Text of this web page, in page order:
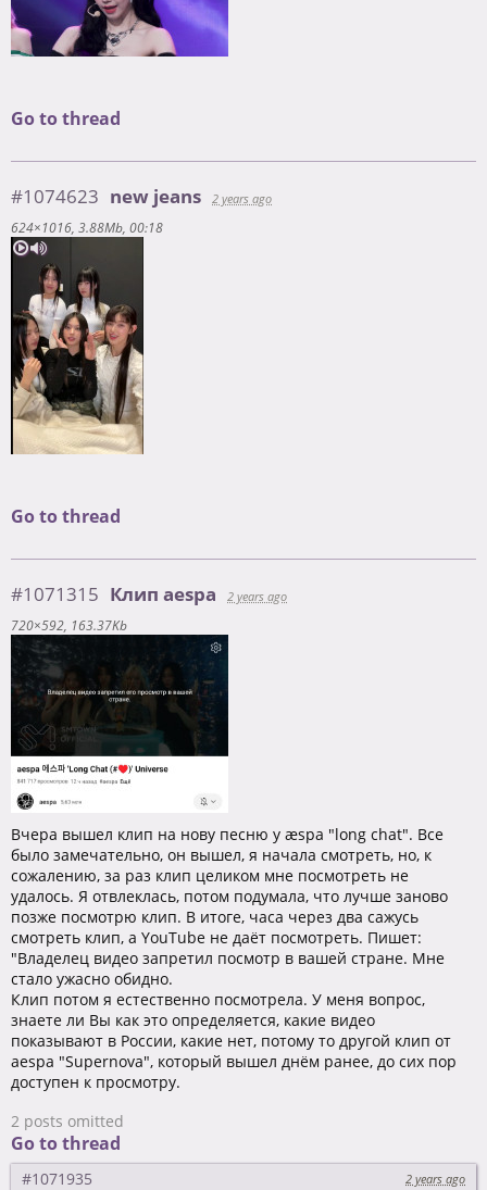
Go to thread
#1074623 new jeans
2 years ago
624×1016 3.88Mb 00:18
Go to thread
#1071315 Клип aespa
2 years ago
720×592 163.37Kb
Вчера вышел клип на нову песню у æspa "long chat". Все
было замечательно, он вышел, я начала смотреть, но, к
сожалению, за раз клип целиком мне посмотреть не
удалось. Я отвлеклась, потом подумала, что лучше заново
позже посмотрю клип. В итоге, часа через два сажусь
смотреть клип, а YouTube не даёт посмотреть. Пишет:
"Владелец видео запретил посмотр в вашей стране. Мне
стало ужасно обидно.
Клип потом я естественно посмотрела. У меня вопрос,
знаете ли Вы как это определяется, какие видео
показывают в России, какие нет, потому то другой клип от
aespa "Supernova", который вышел днём ранее, до сих пор
доступен к просмотру.
2 posts omitted
Go to thread
#1071935 2 years ago